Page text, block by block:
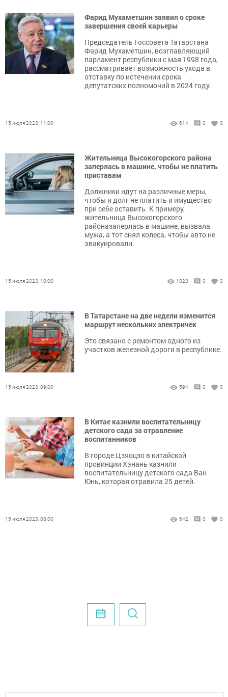
Фарид Мухаметшин заявил о сроке
завершения своей карьеры
Председатель Госсовета Татарстана
Фарид Мухаметшин, возглавляющий
парламент республики с мая 1998 года,
рассматривает возможность ухода в
отставку по истечении срока
депутатских полномочий в 2024 году.
15 июля 2023, 11:00 614 0 0
Жительница Высокогорского района
заперлась в машине, чтобы не платить
приставам
Должники идут на различные меры,
чтобы и долг не платить и имущество
при себе оставить. К примеру,
жительница Высокогорского
районазаперлась в машине, вызвала
мужа, а тот снял колеса, чтобы авто не
эвакуировали.
15 июля 2023, 10:00 1023 0 0
В Татарстане на две недели изменится
маршрут нескольких электричек
Это связано с ремонтом одного из
участков железной дороги в республике.
15 июля 2023, 09:00 594 0 0
В Китае казнили воспитательницу
детского сада за отравление
воспитанников
В городе Цзяоцзо в китайской
провинции Хэнань казнили
воспитательницу детского сада Ван
Юнь, которая отравила 25 детей.
15 июля 2023, 08:00 642 0 0